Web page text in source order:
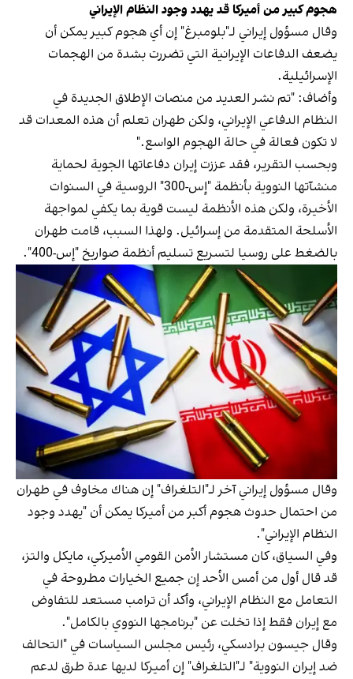
هجوم كبير من أميركا قد يهدد وجود النظام الإيراني
وقال مسؤول إيراني لـ"بلومبرغ" إن أي هجوم كبير يمكن أن
يضعف الدفاعات الإيرانية التي تضررت بشدة من الهجمات
الإسرائيلية.
وأضاف: "تم نشر العديد من منصات الإطلاق الجديدة في
النظام الدفاعي الإيراني، ولكن طهران تعلم أن هذه المعدات قد
لا تكون فعالة في حالة الهجوم الواسع."
وبحسب التقرير، فقد عززت إيران دفاعاتها الجوية لحماية
منشآتها النووية بأنظمة "إس-300" الروسية في السنوات
الأخيرة، ولكن هذه الأنظمة ليست قوية بما يكفي لمواجهة
الأسلحة المتقدمة من إسرائيل. ولهذا السبب، قامت طهران
بالضغط على روسيا لتسريع تسليم أنظمة صواريخ "إس-400".
وقال مسؤول إيراني آخر لـ"التلغراف" إن هناك مخاوف في طهران
من احتمال حدوث هجوم أكبر من أميركا يمكن أن "يهدد وجود
النظام الإيراني".
وفي السياق، كان مستشار الأمن القومي الأميركي، مايكل والتز،
قد قال أول من أمس الأحد إن جميع الخيارات مطروحة في
التعامل مع النظام الإيراني، وأكد أن ترامب مستعد للتفاوض
مع إيران فقط إذا تخلت عن "برنامجها النووي بالكامل".
وقال جيسون برادسكي، رئيس مجلس السياسات في "التحالف
ضد إيران النووية" لـ"التلغراف" إن أميركا لديها عدة طرق لدعم